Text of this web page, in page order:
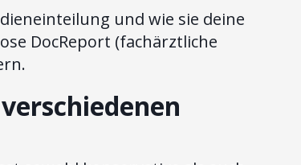
und wie sie deine
DocReport (fachärztliche